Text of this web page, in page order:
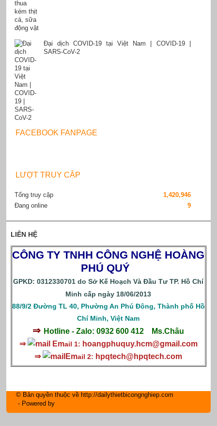
Đại dịch COVID-19 tại Việt Nam | COVID-19 |
SARS-CoV-2
FACEBOOK FANPAGE
LƯỢT TRUY CẬP
Tổng truy cập
1,420,946
Đang online
9
LIÊN HỆ
CÔNG TY TNHH CÔNG NGHỆ HOÀNG
PHÚ QUÝ
GPKD: 0312330701 do Sở Kế Hoạch Và Đầu Tư TP. Hồ Chí
Minh cấp ngày 18/06/2013
88/9/2 Đường TL 40, Phường An Phú Đông, Thành phố Hồ
Chí Minh, Việt Nam
⇒ Hotline - Zalo: 0932 600 412
Ms.Châu
⇒
Email 1: hoangphuquy.hcm@gmail.com
⇒
Email 2: hpqtech@hpqtech.com
© Bản quyền thuộc về http://dailythietbicongnghiep.com
- Powered by